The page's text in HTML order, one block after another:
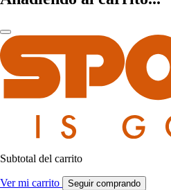
Subtotal del carrito
Ver mi carrito Seguir comprando